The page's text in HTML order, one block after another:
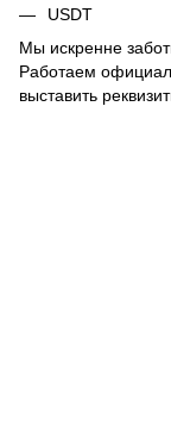
USDT
Мы искренне
Работаем
выставить